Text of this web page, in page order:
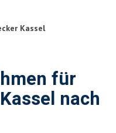
Kassel
für
nach